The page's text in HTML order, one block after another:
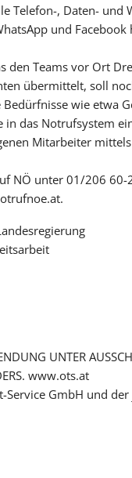
Telefon-, Daten- und
und
den Teams vor Ort
übermittelt, soll
wie etwa
in das Notrufsystem
Mitarbeiter
NÖ unter 01/206 60-
UNTER
www.ots.at
GmbH und